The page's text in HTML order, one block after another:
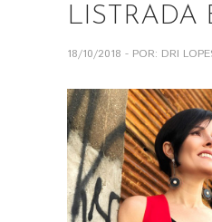
LISTRADA
18/10/2018 - POR: DRI